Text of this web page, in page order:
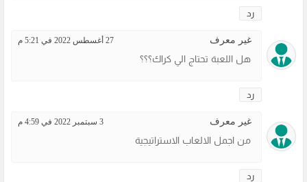
رد
غير معرف 27 أغسطس 2022 في 5:21 م
هل اللعبة تحتاج الي كراك؟؟؟
رد
غير معرف 3 سبتمبر 2022 في 4:59 م
من اجمل الالعاب الاستراتيجية
رد